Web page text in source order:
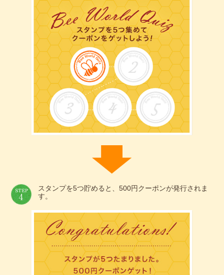
スタンプを5つ貯めると、500円クーポンが発行されま
す。